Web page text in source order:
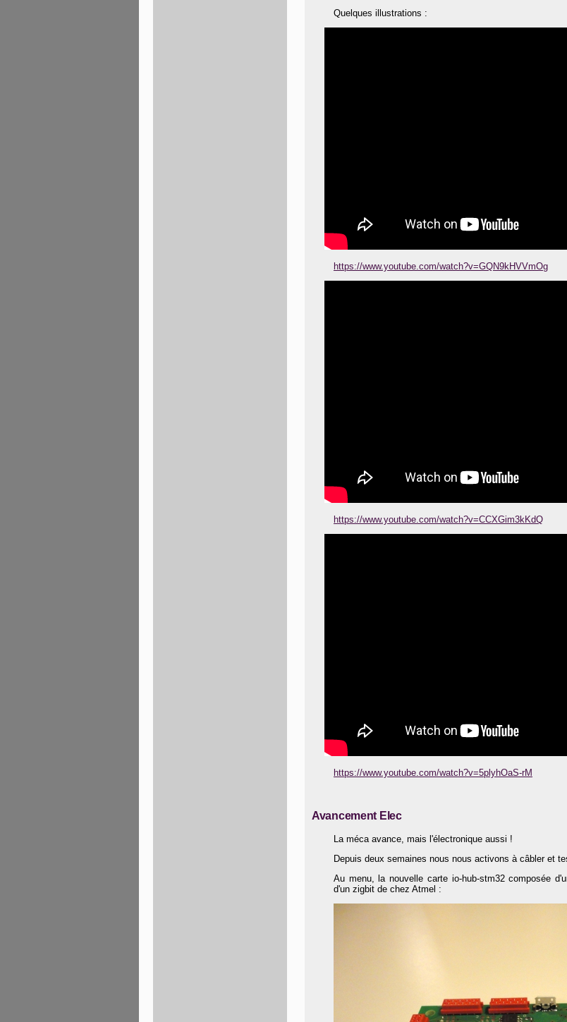
Quelques illustrations :
https://www.youtube.com/watch?v=GQN9kHVVmOg
https://www.youtube.com/watch?v=CCXGim3kKdQ
https://www.youtube.com/watch?v=5plyhOaS-rM
Avancement Elec
La méca avance, mais l'électronique aussi !
Depuis deux semaines nous nous activons à câbler et
Au menu, la nouvelle carte io-hub-stm32 composée
d'un zigbit de chez Atmel :